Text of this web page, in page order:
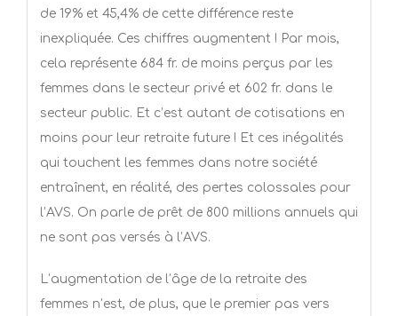
de 19% et 45,4% de cette différence reste
inexpliquée. Ces chiffres augmentent ! Par mois,
cela représente 684 fr. de moins perçus par les
femmes dans le secteur privé et 602 fr. dans le
secteur public. Et c’est autant de cotisations en
moins pour leur retraite future ! Et ces inégalités
qui touchent les femmes dans notre société
entraînent, en réalité, des pertes colossales pour
l’AVS. On parle de prêt de 800 millions annuels qui
ne sont pas versés à l’AVS.
L’augmentation de l’âge de la retraite des
femmes n’est, de plus, que le premier pas vers